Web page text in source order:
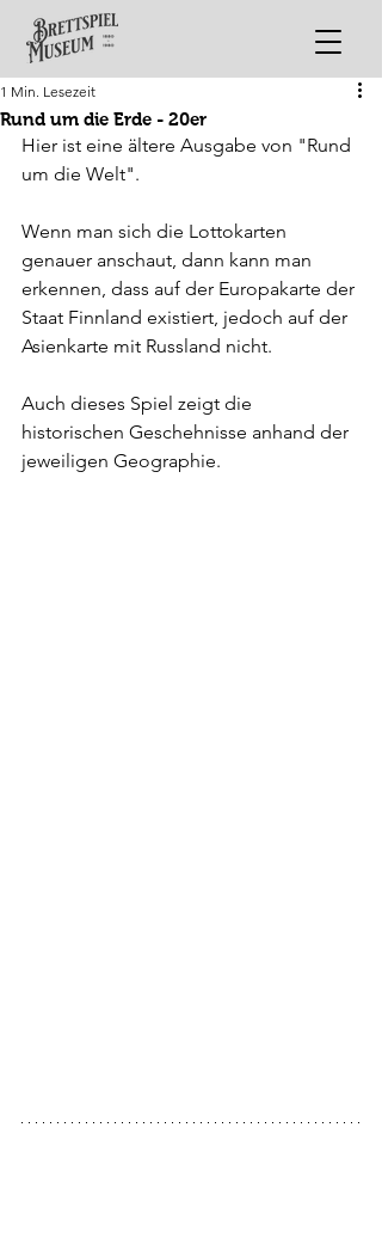
Rund um die Erde - 20er
1 Min. Lesezeit
Hier ist eine ältere Ausgabe von "Rund
um die Welt".
Wenn man sich die Lottokarten
genauer anschaut, dann kann man
erkennen, dass auf der Europakarte der
Staat Finnland existiert, jedoch auf der
Asienkarte mit Russland nicht.
Auch dieses Spiel zeigt die
historischen Geschehnisse anhand der
jeweiligen Geographie.